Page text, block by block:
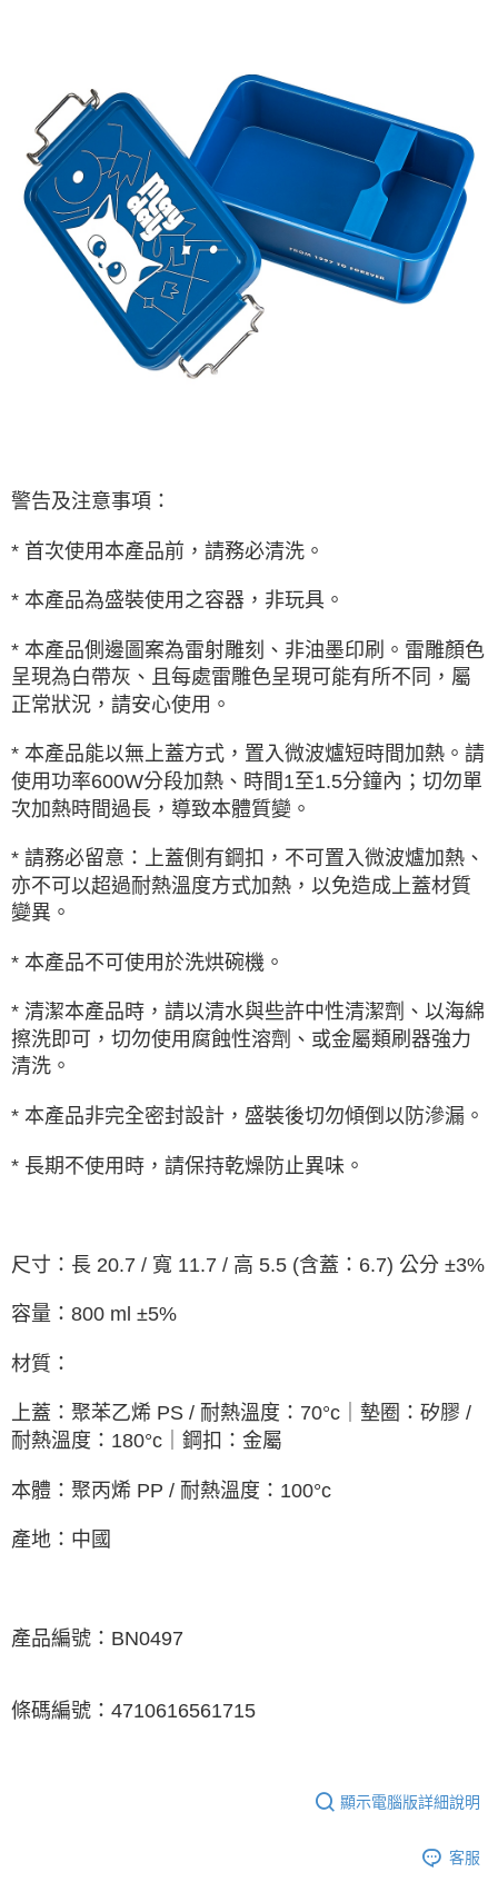
警告及注意事項：
* 首次使用本產品前，請務必清洗。
* 本產品為盛裝使用之容器，非玩具。
* 本產品側邊圖案為雷射雕刻、非油墨印刷。雷雕顏色
呈現為白帶灰、且每處雷雕色呈現可能有所不同，屬
正常狀況，請安心使用。
* 本產品能以無上蓋方式，置入微波爐短時間加熱。請
使用功率600W分段加熱、時間1至1.5分鐘內；切勿單
次加熱時間過長，導致本體質變。
* 請務必留意：上蓋側有鋼扣，不可置入微波爐加熱、
亦不可以超過耐熱溫度方式加熱，以免造成上蓋材質
變異。
* 本產品不可使用於洗烘碗機。
* 清潔本產品時，請以清水與些許中性清潔劑、以海綿
擦洗即可，切勿使用腐蝕性溶劑、或金屬類刷器強力
清洗。
* 本產品非完全密封設計，盛裝後切勿傾倒以防滲漏。
* 長期不使用時，請保持乾燥防止異味。
尺寸：長 20.7 / 寬 11.7 / 高 5.5 (含蓋：6.7) 公分 ±3%
容量：800 ml ±5%
材質：
上蓋：聚苯乙烯 PS / 耐熱溫度：70°c｜墊圈：矽膠 /
耐熱溫度：180°c｜鋼扣：金屬
本體：聚丙烯 PP / 耐熱溫度：100°c
產地：中國
產品編號：BN0497
條碼編號：4710616561715
顯示電腦版詳細說明
客服